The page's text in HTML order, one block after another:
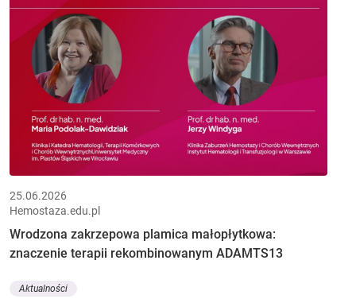
25.06.2026
Hemostaza.edu.pl
Wrodzona zakrzepowa plamica małopłytkowa:
znaczenie terapii rekombinowanym ADAMTS13
Aktualności